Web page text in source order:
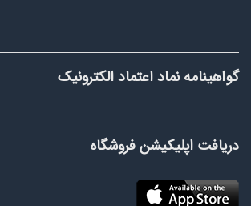
الکترونیک